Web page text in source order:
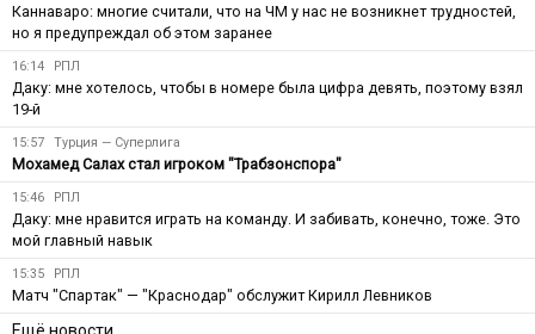
Каннаваро: многие считали, что на ЧМ у нас не возникнет трудностей,
но я предупреждал об этом заранее
16:14 РПЛ
Даку: мне хотелось, чтобы в номере была цифра девять, поэтому взял
19-й
15:57 Турция — Суперлига
Мохамед Салах стал игроком "Трабзонспора"
15:46 РПЛ
Даку: мне нравится играть на команду. И забивать, конечно, тоже. Это
мой главный навык
15:35 РПЛ
Матч "Спартак" — "Краснодар" обслужит Кирилл Левников